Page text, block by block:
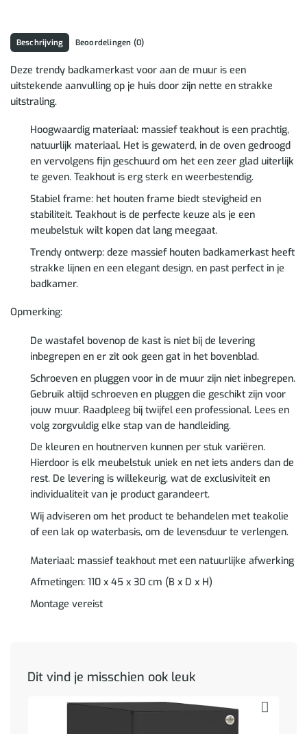
Beschrijving Beoordelingen (0)
Deze trendy badkamerkast voor aan de muur is een
uitstekende aanvulling op je huis door zijn nette en strakke
uitstraling.
Hoogwaardig materiaal: massief teakhout is een prachtig,
natuurlijk materiaal. Het is gewaterd, in de oven gedroogd
en vervolgens fijn geschuurd om het een zeer glad uiterlijk
te geven. Teakhout is erg sterk en weerbestendig.
Stabiel frame: het houten frame biedt stevigheid en
stabiliteit. Teakhout is de perfecte keuze als je een
meubelstuk wilt kopen dat lang meegaat.
Trendy ontwerp: deze massief houten badkamerkast heeft
strakke lijnen en een elegant design, en past perfect in je
badkamer.
Opmerking:
De wastafel bovenop de kast is niet bij de levering
inbegrepen en er zit ook geen gat in het bovenblad.
Schroeven en pluggen voor in de muur zijn niet inbegrepen.
Gebruik altijd schroeven en pluggen die geschikt zijn voor
jouw muur. Raadpleeg bij twijfel een professional. Lees en
volg zorgvuldig elke stap van de handleiding.
De kleuren en houtnerven kunnen per stuk variëren.
Hierdoor is elk meubelstuk uniek en net iets anders dan de
rest. De levering is willekeurig, wat de exclusiviteit en
individualiteit van je product garandeert.
Wij adviseren om het product te behandelen met teakolie
of een lak op waterbasis, om de levensduur te verlengen.
Materiaal: massief teakhout met een natuurlijke afwerking
Afmetingen: 110 x 45 x 30 cm (B x D x H)
Montage vereist
Dit vind je misschien ook leuk